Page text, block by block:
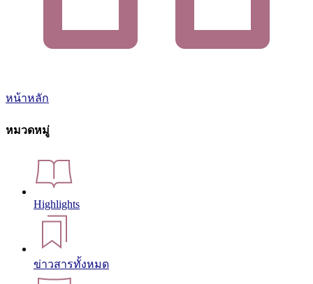
หน้าหลัก
หมวดหมู่
Highlights
ข่าวสารทั้งหมด